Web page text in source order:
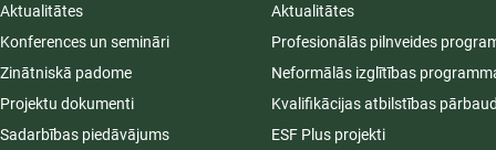
Aktualitātes
Konferences un semināri
Zinātniskā padome
Projektu dokumenti
Sadarbības piedāvājums
Aktualitātes
Profesionālās pilnveides
Neformālās izglītības
Kvalifikācijas atbilstības
ESF Plus projekti